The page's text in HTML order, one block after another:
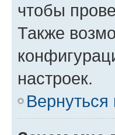
чтобы
Также
настроек.
Вернуться